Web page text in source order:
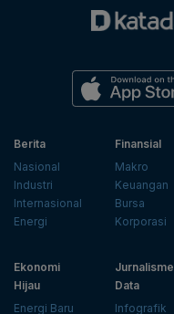
Berita
Nasional
Industri
Internasional
Energi
Finansial
Makro
Keuangan
Bursa
Korporasi
Ekonomi
Hijau
Energi Baru
Jurnalisme
Data
Infografik